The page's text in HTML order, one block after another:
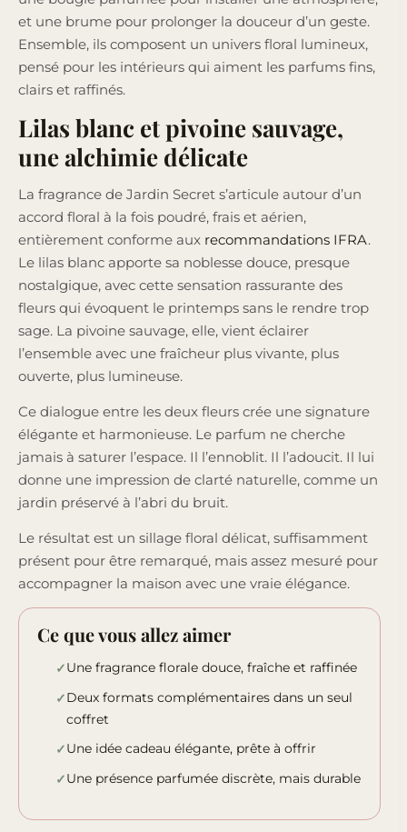
et une brume pour prolonger la douceur d’un geste.
Ensemble, ils composent un univers floral lumineux,
pensé pour les intérieurs qui aiment les parfums fins,
clairs et raffinés.
Lilas blanc et pivoine sauvage,
une alchimie délicate
La fragrance de Jardin Secret s’articule autour d’un
accord floral à la fois poudré, frais et aérien,
entièrement conforme aux recommandations IFRA.
Le lilas blanc apporte sa noblesse douce, presque
nostalgique, avec cette sensation rassurante des
fleurs qui évoquent le printemps sans le rendre trop
sage. La pivoine sauvage, elle, vient éclairer
l’ensemble avec une fraîcheur plus vivante, plus
ouverte, plus lumineuse.
Ce dialogue entre les deux fleurs crée une signature
élégante et harmonieuse. Le parfum ne cherche
jamais à saturer l’espace. Il l’ennoblit. Il l’adoucit. Il lui
donne une impression de clarté naturelle, comme un
jardin préservé à l’abri du bruit.
Le résultat est un sillage floral délicat, suffisamment
présent pour être remarqué, mais assez mesuré pour
accompagner la maison avec une vraie élégance.
Ce que vous allez aimer
Une fragrance florale douce, fraîche et raffinée
Deux formats complémentaires dans un seul
coffret
Une idée cadeau élégante, prête à offrir
Une présence parfumée discrète, mais durable